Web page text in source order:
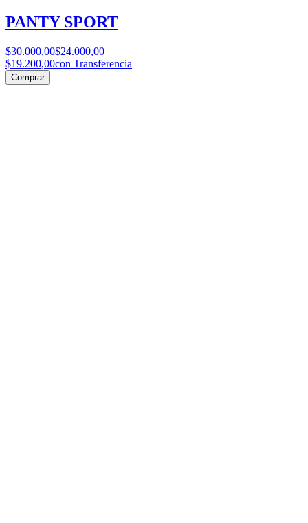
PANTY SPORT
$30.000,00$24.000,00
$19.200,00con Transferencia
Comprar